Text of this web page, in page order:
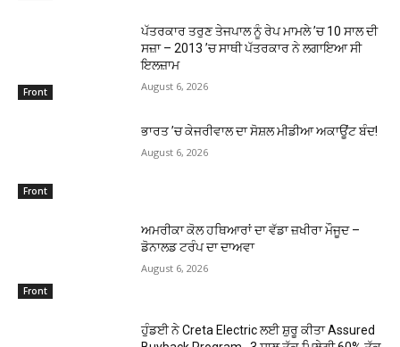
Front
ਪੱਤਰਕਾਰ ਤਰੁਣ ਤੇਜਪਾਲ ਨੂੰ ਰੇਪ ਮਾਮਲੇ ’ਚ 10 ਸਾਲ ਦੀ
ਸਜ਼ਾ – 2013 ’ਚ ਸਾਥੀ ਪੱਤਰਕਾਰ ਨੇ ਲਗਾਇਆ ਸੀ
ਇਲਜ਼ਾਮ
August 6, 2026
Front
ਭਾਰਤ ’ਚ ਕੇਜਰੀਵਾਲ ਦਾ ਸੋਸ਼ਲ ਮੀਡੀਆ ਅਕਾਊਂਟ ਬੰਦ!
August 6, 2026
Front
ਅਮਰੀਕਾ ਕੋਲ ਹਥਿਆਰਾਂ ਦਾ ਵੱਡਾ ਜ਼ਖੀਰਾ ਮੌਜੂਦ –
ਡੋਨਾਲਡ ਟਰੰਪ ਦਾ ਦਾਅਵਾ
August 6, 2026
ਹੁੰਡਈ ਨੇ Creta Electric ਲਈ ਸ਼ੁਰੂ ਕੀਤਾ Assured